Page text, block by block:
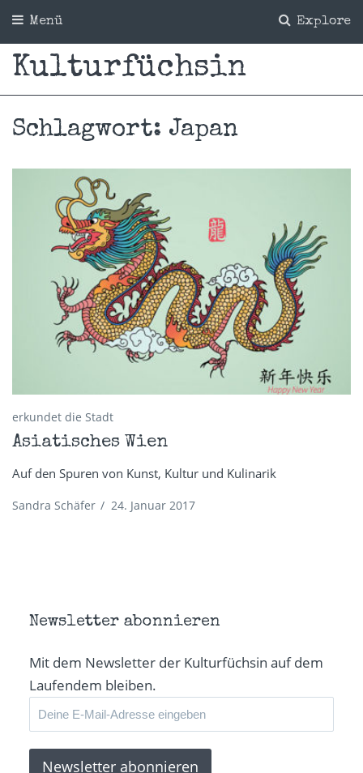
Explore
Menü
Kulturfüchsin
Schlagwort: Japan
erkundet die Stadt
Asiatisches Wien
Auf den Spuren von Kunst, Kultur und Kulinarik
Sandra Schäfer / 24. Januar 2017
Newsletter abonnieren
Mit dem Newsletter der Kulturfüchsin auf dem
Laufendem bleiben.